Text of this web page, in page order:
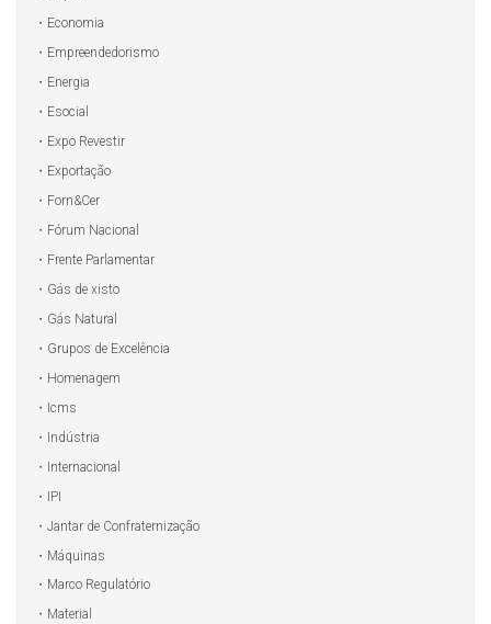
Economia
Empreendedorismo
Energia
Esocial
Expo Revestir
Exportação
Forn&Cer
Fórum Nacional
Frente Parlamentar
Gás de xisto
Gás Natural
Grupos de Excelência
Homenagem
Icms
Indústria
Internacional
IPI
Jantar de Confraternização
Máquinas
Marco Regulatório
Material